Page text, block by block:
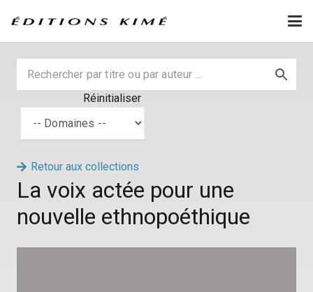
Réinitialiser
Retour aux collections
La voix actée pour une
nouvelle ethnopoéthique